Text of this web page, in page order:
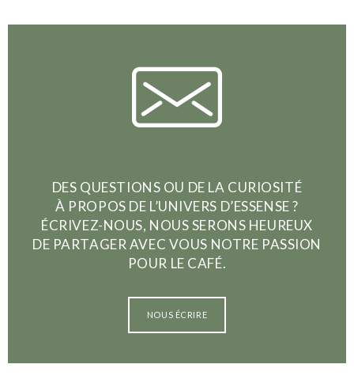
DES QUESTIONS OU DE LA CURIOSITÉ
À PROPOS DE L’UNIVERS D’ESSENSE ?
ÉCRIVEZ-NOUS, NOUS SERONS HEUREUX
DE PARTAGER AVEC VOUS NOTRE PASSION
POUR LE CAFÉ.
NOUS ÉCRIRE